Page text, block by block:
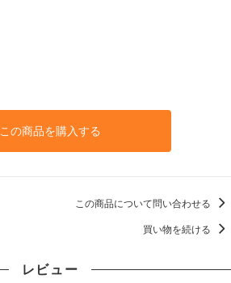
この商品を購入する
この商品について問い合わせる
買い物を続ける
レビュー